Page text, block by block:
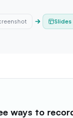
Slides
ways to